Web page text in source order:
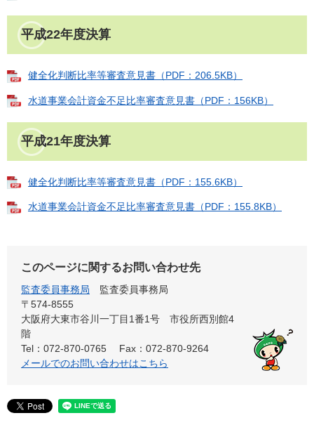
平成22年度決算
健全化判断比率等審査意見書（PDF：206.5KB）
水道事業会計資金不足比率審査意見書（PDF：156KB）
平成21年度決算
健全化判断比率等審査意見書（PDF：155.6KB）
水道事業会計資金不足比率審査意見書（PDF：155.8KB）
このページに関するお問い合わせ先
監査委員事務局
監査委員事務局
〒574-8555
大阪府大東市谷川一丁目1番1号 市役所西別館4
階
Tel：072-870-0765
Fax：072-870-9264
メールでのお問い合わせはこちら